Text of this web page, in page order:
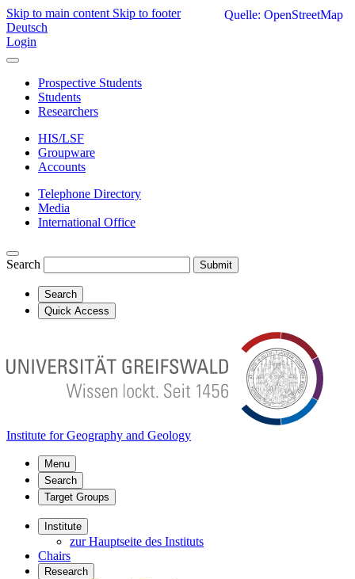
Skip to main content Skip to footer
Deutsch
Login
Prospective Students
Students
Researchers
HIS/LSF
Groupware
Accounts
Telephone Directory
Media
International Office
Search Submit
Search
Quick Access
Institute for Geography and Geology
Menu
Search
Target Groups
Institute
zur Hauptseite des Instituts
Chairs
Research
Quelle: OpenStreetMap